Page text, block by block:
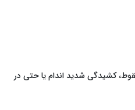
کشیدگی شدید اندام یا حتی در